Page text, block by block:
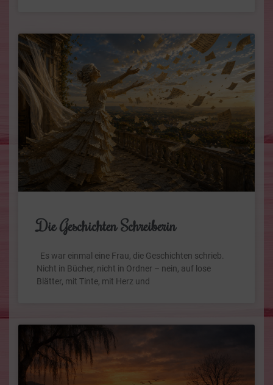
Die Geschichten Schreiberin
Es war einmal eine Frau, die Geschichten schrieb.
Nicht in Bücher, nicht in Ordner – nein, auf lose
Blätter, mit Tinte, mit Herz und